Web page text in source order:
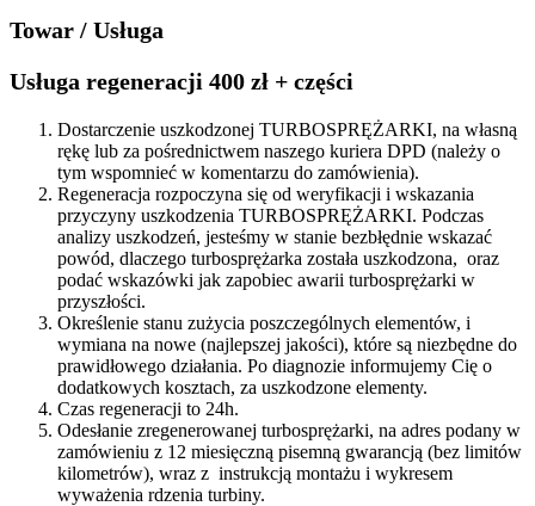
115
1S7Q6K682BJ
quantity
Towar / Usługa
Usługa regeneracji 400 zł + części
Dostarczenie uszkodzonej TURBOSPRĘŻARKI, na własną
rękę lub za pośrednictwem naszego kuriera DPD (należy o
tym wspomnieć w komentarzu do zamówienia).
Regeneracja rozpoczyna się od weryfikacji i wskazania
przyczyny uszkodzenia TURBOSPRĘŻARKI. Podczas
analizy uszkodzeń, jesteśmy w stanie bezbłędnie wskazać
powód, dlaczego turbosprężarka została uszkodzona, oraz
podać wskazówki jak zapobiec awarii turbosprężarki w
przyszłości.
Określenie stanu zużycia poszczególnych elementów, i
wymiana na nowe (najlepszej jakości), które są niezbędne do
prawidłowego działania. Po diagnozie informujemy Cię o
dodatkowych kosztach, za uszkodzone elementy.
Czas regeneracji to 24h.
Odesłanie zregenerowanej turbosprężarki, na adres podany w
zamówieniu z 12 miesięczną pisemną gwarancją (bez limitów
kilometrów), wraz z instrukcją montażu i wykresem
wyważenia rdzenia turbiny.